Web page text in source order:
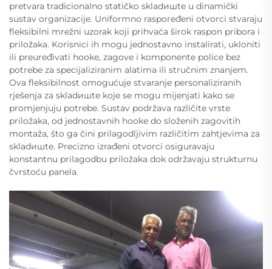
pretvara tradicionalno statičko skladишte u dinamički
sustav organizacije. Uniformno raspoređeni otvorci stvaraju
fleksibilni mrežni uzorak koji prihvaća širok raspon pribora i
priložaka. Korisnici ih mogu jednostavno instalirati, ukloniti
ili preuređivati hooke, zagove i komponente police bez
potrebe za specijaliziranim alatima ili stručnim znanjem.
Ova fleksibilnost omogućuje stvaranje personaliziranih
rješenja za skladишte koje se mogu mijenjati kako se
promjenjuju potrebe. Sustav podržava različite vrste
priložaka, od jednostavnih hooke do složenih zagovitih
montaža, što ga čini prilagodljivim različitim zahtjevima za
skladишte. Precizno izrađeni otvorci osiguravaju
konstantnu prilagodbu priložaka dok održavaju strukturnu
čvrstoću panela.